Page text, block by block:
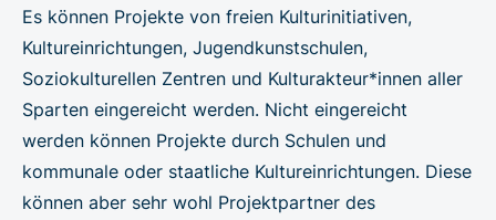
Es können Projekte von freien Kulturinitiativen,
Kultureinrichtungen, Jugendkunstschulen,
Soziokulturellen Zentren und Kulturakteur*innen aller
Sparten eingereicht werden. Nicht eingereicht
werden können Projekte durch Schulen und
kommunale oder staatliche Kultureinrichtungen. Diese
können aber sehr wohl Projektpartner des